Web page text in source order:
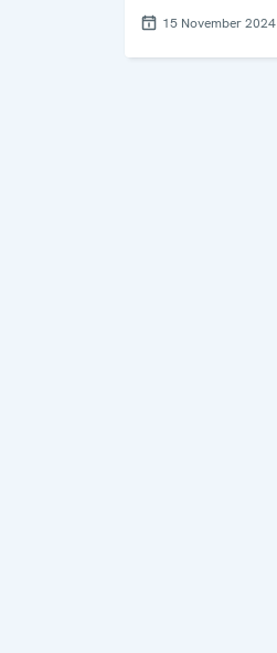
15 November 2024